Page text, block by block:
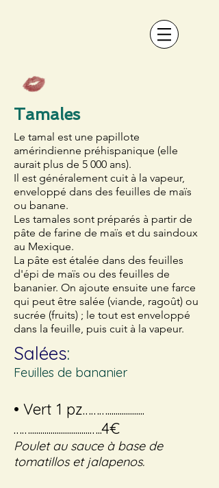
Tamales
Le tamal est une papillote
amérindienne préhispanique (elle
aurait plus de 5 000 ans).
Il est généralement cuit à la vapeur,
enveloppé dans des feuilles de maïs
ou banane.
Les tamales sont préparés à partir de
pâte de farine de maïs et du saindoux
au Mexique.
La pâte est étalée dans des feuilles
d'épi de maïs ou des feuilles de
bananier. On ajoute ensuite une farce
qui peut être salée (viande, ragoût) ou
sucrée (fruits) ; le tout est enveloppé
dans la feuille, puis cuit à la vapeur.
Salées:
Feuilles de bananier
• Vert 1 pz………..................
…….............................…..4€
Poulet au sauce à base de
tomatillos et jalapenos.